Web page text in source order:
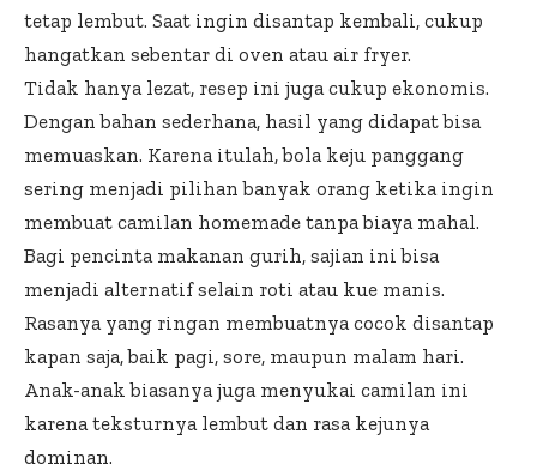
tetap lembut. Saat ingin disantap kembali, cukup
hangatkan sebentar di oven atau air fryer.
Tidak hanya lezat, resep ini juga cukup ekonomis.
Dengan bahan sederhana, hasil yang didapat bisa
memuaskan. Karena itulah, bola keju panggang
sering menjadi pilihan banyak orang ketika ingin
membuat camilan homemade tanpa biaya mahal.
Bagi pencinta makanan gurih, sajian ini bisa
menjadi alternatif selain roti atau kue manis.
Rasanya yang ringan membuatnya cocok disantap
kapan saja, baik pagi, sore, maupun malam hari.
Anak-anak biasanya juga menyukai camilan ini
karena teksturnya lembut dan rasa kejunya
dominan.